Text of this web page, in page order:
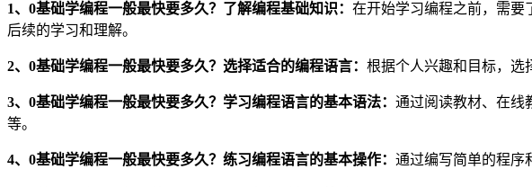
1、 0基础学编程一般最快要多久？ 了解编程基础知识： 在开始学习编程之前，需要
后续的学习和理解。
2、 0基础学编程一般最快要多久？ 选择适合的编程语言： 根据个人兴趣和目标，选
3、 0基础学编程一般最快要多久？ 学习编程语言的基本语法： 通过阅读教材、在线
等。
4、 0基础学编程一般最快要多久？ 练习编程语言的基本操作： 通过编写简单的程序